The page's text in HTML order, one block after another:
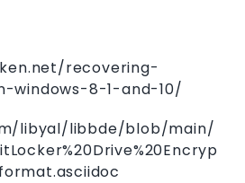
recovering-
windows-8-1-and-10/
libyal/libbde/blob/main/